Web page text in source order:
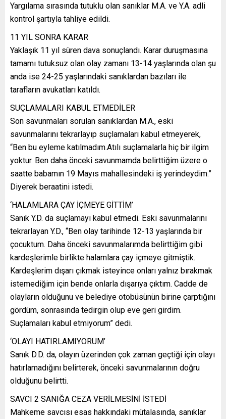
Yargılama sırasında tutuklu olan sanıklar M.A. ve Y.A. adli
kontrol şartıyla tahliye edildi.
11 YIL SONRA KARAR
Yaklaşık 11 yıl süren dava sonuçlandı. Karar duruşmasına
tamamı tutuksuz olan olay zamanı 13-14 yaşlarında olan şu
anda ise 24-25 yaşlarındaki sanıklardan bazıları ile
tarafların avukatları katıldı.
SUÇLAMALARI KABUL ETMEDİLER
Son savunmaları sorulan sanıklardan M.A., eski
savunmalarını tekrarlayıp suçlamaları kabul etmeyerek,
“Ben bu eyleme katılmadım.Atılı suçlamalarla hiç bir ilgim
yoktur. Ben daha önceki savunmamda belirttiğim üzere o
saatte babamın 19 Mayıs mahallesindeki iş yerindeydim.”
Diyerek beraatini istedi.
‘HALAMLARA ÇAY İÇMEYE GİTTİM’
Sanık Y.D. da suçlamayı kabul etmedi. Eski savunmalarını
tekrarlayan Y.D., “Ben olay tarihinde 12-13 yaşlarında bir
çocuktum. Daha önceki savunmalarımda belirttiğim gibi
kardeşlerimle birlikte halamlara çay içmeye gitmiştik.
Kardeşlerim dışarı çıkmak isteyince onları yalnız bırakmak
istemediğim için bende onlarla dışarıya çıktım. Cadde de
olayların olduğunu ve belediye otobüsünün birine çarptığını
gördüm, sonrasında tedirgin olup eve geri girdim.
Suçlamaları kabul etmiyorum” dedi.
‘OLAYI HATIRLAMIYORUM’
Sanık D.D. da, olayın üzerinden çok zaman geçtiği için olayı
hatırlamadığını belirterek, önceki savunmalarının doğru
olduğunu belirtti.
SAVCI 2 SANIĞA CEZA VERİLMESİNİ İSTEDİ
Mahkeme savcısı esas hakkındaki mütalasında, sanıklar